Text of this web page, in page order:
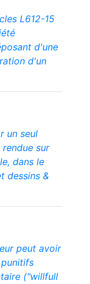
L612-15
d'une
d'un
un seul
sur
dans le
dessins &
peut avoir
("willfull